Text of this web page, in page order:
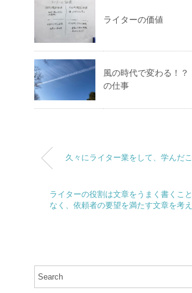
ライターの価値
風の時代で変わる！
の仕事
久々にライター業をして、学んだ
ライターの役割は文章をうまく書くこ
なく、依頼者の要望を満たす文章を考